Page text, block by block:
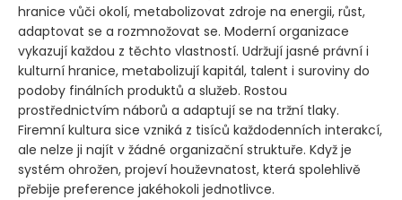
hranice vůči okolí, metabolizovat zdroje na energii, růst,
adaptovat se a rozmnožovat se. Moderní organizace
vykazují každou z těchto vlastností. Udržují jasné právní i
kulturní hranice, metabolizují kapitál, talent i suroviny do
podoby finálních produktů a služeb. Rostou
prostřednictvím náborů a adaptují se na tržní tlaky.
Firemní kultura sice vzniká z tisíců každodenních interakcí,
ale nelze ji najít v žádné organizační struktuře. Když je
systém ohrožen, projeví houževnatost, která spolehlivě
přebije preference jakéhokoli jednotlivce.